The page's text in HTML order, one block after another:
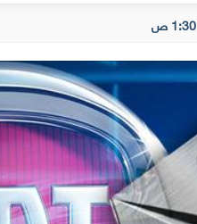
1:30 ص